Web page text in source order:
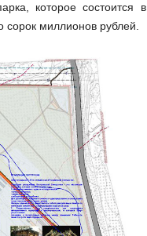
которое состоится в
миллионов рублей.